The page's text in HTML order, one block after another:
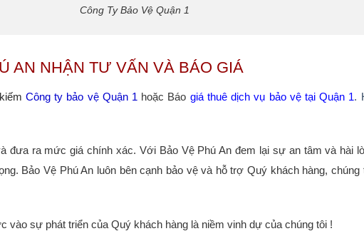
Công Ty Bảo Vệ Quận 1
AN NHẬN TƯ VẤN VÀ BÁO GIÁ
Công ty bảo vệ Quận 1 hoặc Báo giá thuê dịch vụ bảo vệ tại Quận 1.
đưa ra mức giá chính xác. Với Bảo Vệ Phú An đem lại sự an tâm và hài
Bảo Vệ Phú An luôn bên cạnh bảo vệ và hỗ trợ Quý khách hàng,
vào sự phát triển của Quý khách hàng là niềm vinh dự của chúng tôi !